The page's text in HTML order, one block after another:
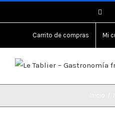
al
contenidoCarrito de compras Mi